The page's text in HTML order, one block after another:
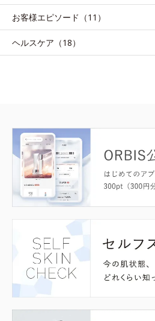
お客様エピソード（11）
ヘルスケア（18）